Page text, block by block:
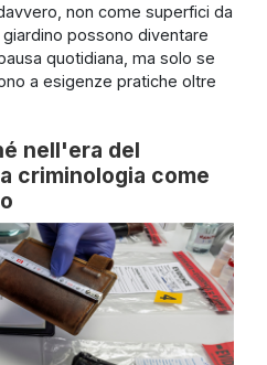
non come superfici da
possono diventare
quotidiana, ma solo se
a esigenze pratiche oltre
nell'era del
criminologia come